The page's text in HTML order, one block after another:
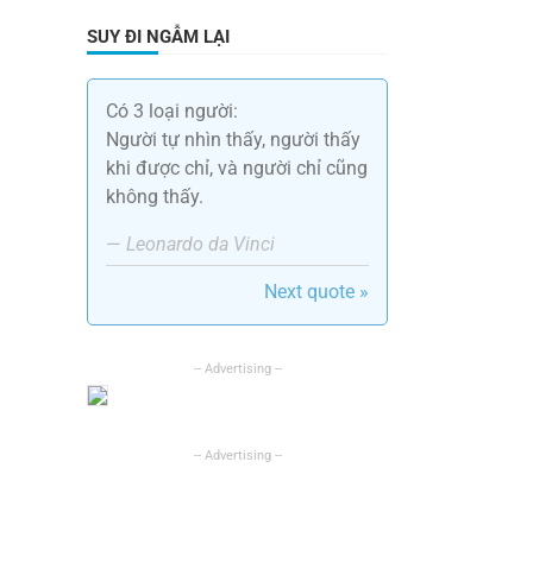
SUY ĐI NGẪM LẠI
Có 3 loại người:
Người tự nhìn thấy, người thấy
khi được chỉ, và người chỉ cũng
không thấy.
— Leonardo da Vinci
Next quote »